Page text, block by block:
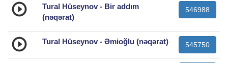
Tural Hüseynov - Bir addım
(nəqərat)
546988
Tural Hüseynov - Əmioğlu (nəqərat) 545750